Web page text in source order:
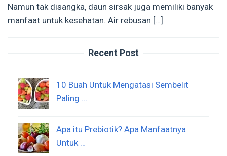
Namun tak disangka, daun sirsak juga memiliki banyak
manfaat untuk kesehatan. Air rebusan […]
Recent Post
10 Buah Untuk Mengatasi Sembelit
Paling …
Apa itu Prebiotik? Apa Manfaatnya
Untuk …